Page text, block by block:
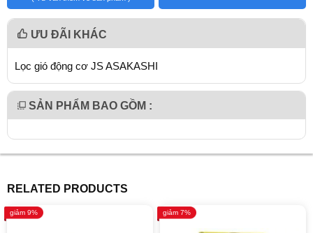
ƯU ĐÃI KHÁC
Lọc gió động cơ JS ASAKASHI
SẢN PHẨM BAO GỒM :
RELATED PRODUCTS
giảm 9% giảm 7%